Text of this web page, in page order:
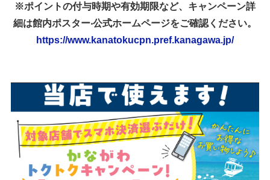
※ポイントの付与時期や有効期限など、キャンペーン詳
細は館内ポスター‧公式ホームページをご確認ください。
https://www.kanatokucpn.pref.kanagawa.jp/